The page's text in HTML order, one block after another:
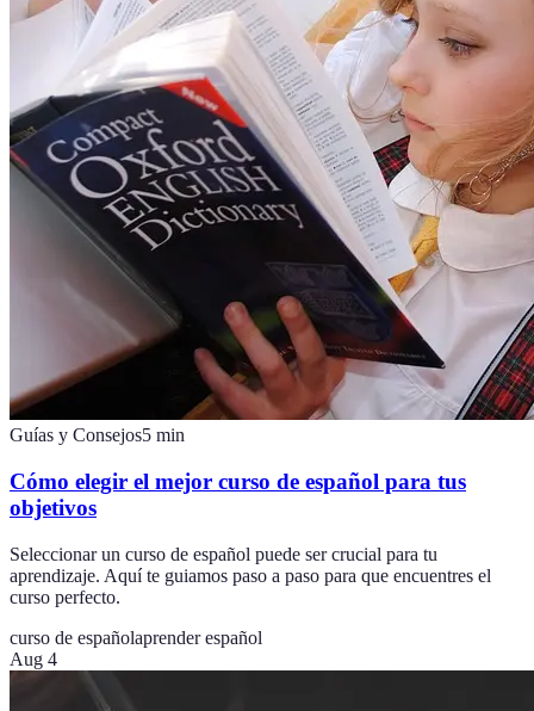
Guías y Consejos5 min
Cómo elegir el mejor curso de español para tus
objetivos
Seleccionar un curso de español puede ser crucial para tu
aprendizaje. Aquí te guiamos paso a paso para que encuentres el
curso perfecto.
curso de españolaprender español
Aug 4